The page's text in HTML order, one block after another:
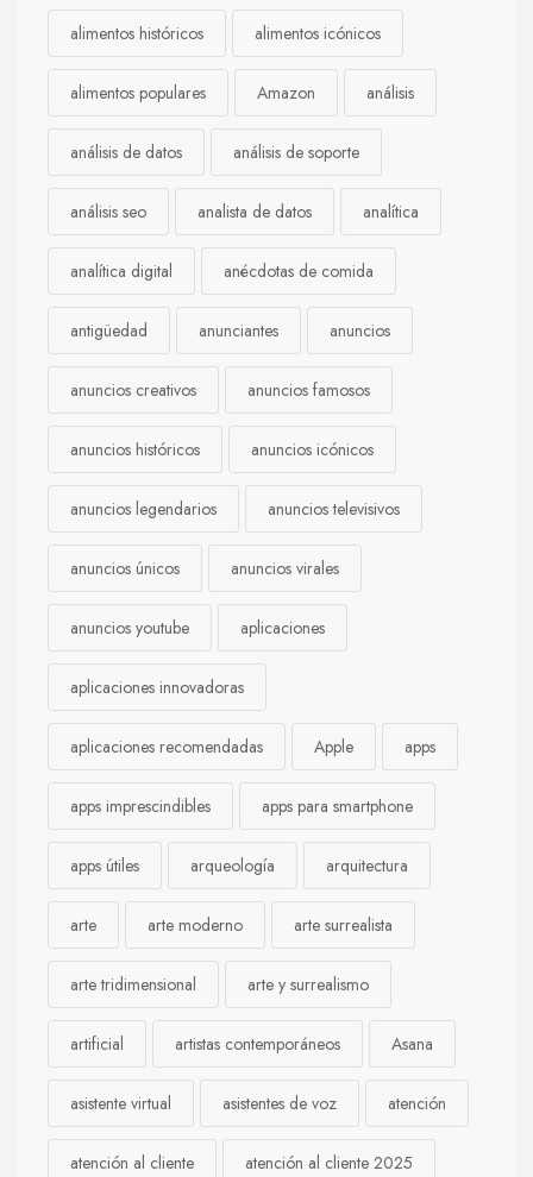
alimentos históricos alimentos icónicos
alimentos populares Amazon análisis
análisis de datos análisis de soporte
análisis seo analista de datos analítica
analítica digital anécdotas de comida
antigüedad anunciantes anuncios
anuncios creativos anuncios famosos
anuncios históricos anuncios icónicos
anuncios legendarios anuncios televisivos
anuncios únicos anuncios virales
anuncios youtube aplicaciones
aplicaciones innovadoras
aplicaciones recomendadas Apple apps
apps imprescindibles apps para smartphone
apps útiles arqueología arquitectura
arte arte moderno arte surrealista
arte tridimensional arte y surrealismo
artificial artistas contemporáneos Asana
asistente virtual asistentes de voz atención
atención al cliente atención al cliente 2025